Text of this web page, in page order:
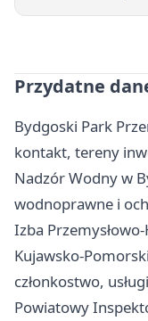
Przydatne
Bydgoski Park
kontakt, tereny
Nadzór Wodny w
wodnoprawne i
Izba
Kujawsko-
członkostwo,
Powiatowy